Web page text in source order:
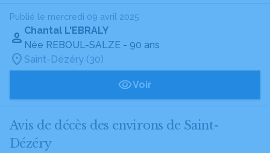
Publié le mercredi 09 avril 2025
Chantal L'EBRALY
Née REBOUL-SALZE - 90 ans
Saint-Dézéry (30)
Voir
Avis de décès des environs de Saint-
Dézéry